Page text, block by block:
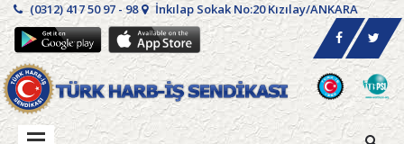
(0312) 417 50 97 - 98 İnkılap Sokak No:20 Kızılay/ANKARA